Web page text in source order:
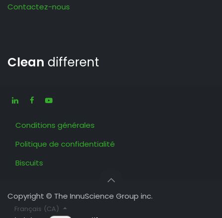
Contactez-nous
Clean different
Conditions générales
Politique de confidentialité
Biscuits
Copyright © The InnuScience Group inc.
Français (CA)